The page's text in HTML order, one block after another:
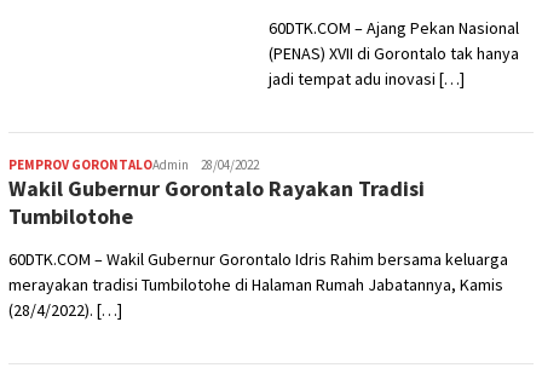
60DTK.COM – Ajang Pekan Nasional
(PENAS) XVII di Gorontalo tak hanya
jadi tempat adu inovasi […]
PEMPROV GORONTALOAdmin 28/04/2022
Wakil Gubernur Gorontalo Rayakan Tradisi
Tumbilotohe
60DTK.COM – Wakil Gubernur Gorontalo Idris Rahim bersama keluarga
merayakan tradisi Tumbilotohe di Halaman Rumah Jabatannya, Kamis
(28/4/2022). […]